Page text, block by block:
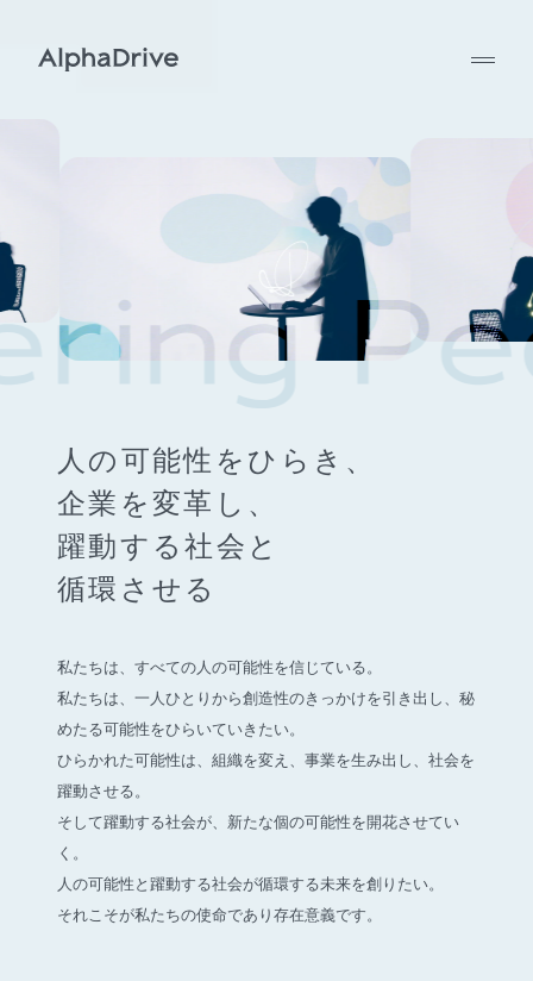
人の可能性をひらき、
企業を変革し、
躍動する社会と
循環させる
私たちは、すべての人の可能性を信じている。
私たちは、一人ひとりから創造性のきっかけを引き出し、 秘
めたる可能性をひらいていきたい。
ひらかれた可能性は、組織を変え、事業を生み出し、社会を
躍動させる。
そして躍動する社会が、新たな個の可能性を開花させてい
く。
人の可能性と躍動する社会が循環する未来を創りたい。
それこそが私たちの使命であり存在意義です。